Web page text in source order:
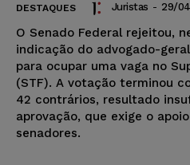
DESTAQUES Juristas - 29/
O Senado Federal rejeitou,
indicação do advogado-
para ocupar uma vaga no
(STF). A votação terminou
42 contrários, resultado
aprovação, que exige o
senadores.